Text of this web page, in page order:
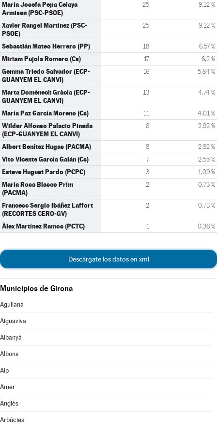
María Josefa Pepa Celaya
Armisen (PSC-PSOE)
25 9,12 %
Xavier Rangel Martínez (PSC-
PSOE)
25 9,12 %
Sebastián Mateo Herrero (PP) 18 6,57 %
Miriam Pujola Romero (Cs) 17 6,2 %
Gemma Triedo Salvador (ECP-
GUANYEM EL CANVI)
16 5,84 %
Marta Domènech Gràcia (ECP-
GUANYEM EL CANVI)
13 4,74 %
María Paz García Moreno (Cs) 11 4,01 %
Wilder Alfonso Palacio Pineda
(ECP-GUANYEM EL CANVI)
8 2,92 %
Albert Benítez Hugas (PACMA) 8 2,92 %
Vito Vicente García Galán (Cs) 7 2,55 %
Esteve Huguet Pardo (PCPC) 3 1,09 %
María Rosa Blasco Prim
(PACMA)
2 0,73 %
Francesc Sergio Ibáñez Laffort
(RECORTES CERO-GV)
2 0,73 %
Àlex Martínez Ramos (PCTC) 1 0,36 %
Descárgate los datos en xml
Municipios de Girona
Agullana
Aiguaviva
Albanyà
Albons
Alp
Amer
Anglès
Arbúcies